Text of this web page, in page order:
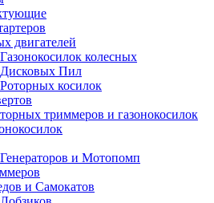
двигателей
колесных
Дисковых Пил
косилок
триммеров и газонокосилок
и Мотопомп
и Самокатов